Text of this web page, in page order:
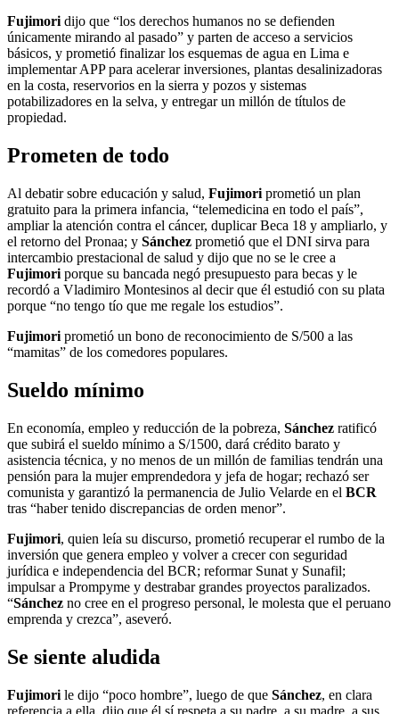
Fujimori dijo que “los derechos humanos no se defienden
únicamente mirando al pasado” y parten de acceso a servicios
básicos, y prometió finalizar los esquemas de agua en Lima e
implementar APP para acelerar inversiones, plantas desalinizadoras
en la costa, reservorios en la sierra y pozos y sistemas
potabilizadores en la selva, y entregar un millón de títulos de
propiedad.
Prometen de todo
Al debatir sobre educación y salud, Fujimori prometió un plan
gratuito para la primera infancia, “telemedicina en todo el país”,
ampliar la atención contra el cáncer, duplicar Beca 18 y ampliarlo, y
el retorno del Pronaa; y Sánchez prometió que el DNI sirva para
intercambio prestacional de salud y dijo que no se le cree a
Fujimori porque su bancada negó presupuesto para becas y le
recordó a Vladimiro Montesinos al decir que él estudió con su plata
porque “no tengo tío que me regale los estudios”.
Fujimori prometió un bono de reconocimiento de S/500 a las
“mamitas” de los comedores populares.
Sueldo mínimo
En economía, empleo y reducción de la pobreza, Sánchez ratificó
que subirá el sueldo mínimo a S/1500, dará crédito barato y
asistencia técnica, y no menos de un millón de familias tendrán una
pensión para la mujer emprendedora y jefa de hogar; rechazó ser
comunista y garantizó la permanencia de Julio Velarde en el BCR
tras “haber tenido discrepancias de orden menor”.
Fujimori, quien leía su discurso, prometió recuperar el rumbo de la
inversión que genera empleo y volver a crecer con seguridad
jurídica e independencia del BCR; reformar Sunat y Sunafil;
impulsar a Prompyme y destrabar grandes proyectos paralizados.
“Sánchez no cree en el progreso personal, le molesta que el peruano
emprenda y crezca”, aseveró.
Se siente aludida
Fujimori le dijo “poco hombre”, luego de que Sánchez, en clara
referencia a ella, dijo que él sí respeta a su padre, a su madre, a sus